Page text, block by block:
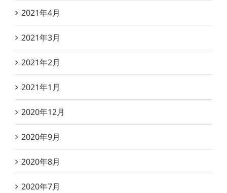
2021年4月
2021年3月
2021年2月
2021年1月
2020年12月
2020年9月
2020年8月
2020年7月